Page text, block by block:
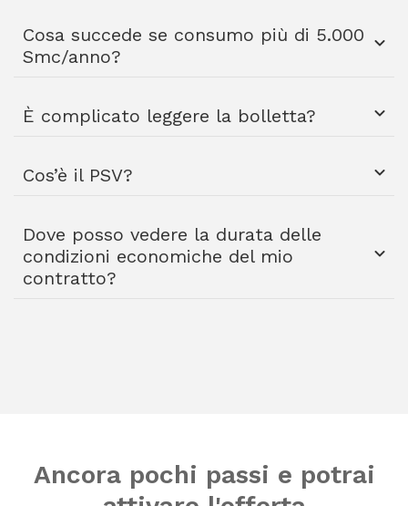
Cosa succede se consumo più di 5.000
Smc/anno?
È complicato leggere la bolletta?
Cos’è il PSV?
Dove posso vedere la durata delle
condizioni economiche del mio
contratto?
Ancora pochi passi e potrai